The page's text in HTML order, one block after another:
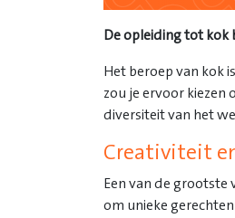
De opleiding tot kok
Het beroep van kok
zou je ervoor kiezen
diversiteit van het
Creativiteit
Een van de grootste
om unieke